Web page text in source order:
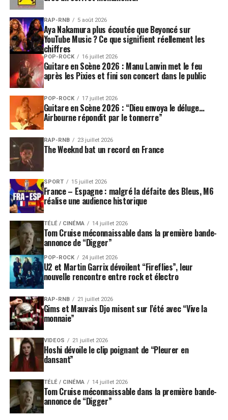
RAP-RNB 5 août 2026
Aya Nakamura plus écoutée que Beyoncé sur
YouTube Music ? Ce que signifient réellement les
chiffres
POP-ROCK 16 juillet 2026
Guitare en Scène 2026 : Manu Lanvin met le feu
après les Pixies et fini son concert dans le public
POP-ROCK 17 juillet 2026
Guitare en Scène 2026 : “Dieu envoya le déluge…
Airbourne répondit par le tonnerre”
RAP-RNB 23 juillet 2026
The Weeknd bat un record en France
SPORT 15 juillet 2026
France – Espagne : malgré la défaite des Bleus, M6
réalise une audience historique
TÉLÉ / CINÉMA 14 juillet 2026
Tom Cruise méconnaissable dans la première bande-
annonce de “Digger”
POP-ROCK 24 juillet 2026
U2 et Martin Garrix dévoilent “Fireflies”, leur
nouvelle rencontre entre rock et électro
RAP-RNB 21 juillet 2026
Gims et Mauvais Djo misent sur l’été avec “Vive la
monnaie”
VIDEOS 21 juillet 2026
Hoshi dévoile le clip poignant de “Pleurer en
dansant”
TÉLÉ / CINÉMA 14 juillet 2026
Tom Cruise méconnaissable dans la première bande-
annonce de “Digger”